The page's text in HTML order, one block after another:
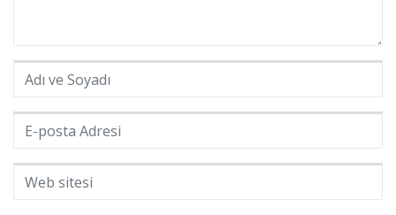
Adı ve Soyadı *
E-posta Adresi
Web sitesi